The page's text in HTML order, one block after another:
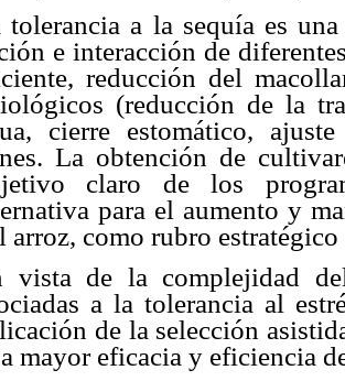
tolerancia a la sequía es
e interacción de
reducción del
(reducción de la
cierre estomático,
La obtención de
claro de los
para el aumento y
arroz, como rubro
vista de la complejidad
a la tolerancia al
de la selección
mayor eficacia y eficiencia